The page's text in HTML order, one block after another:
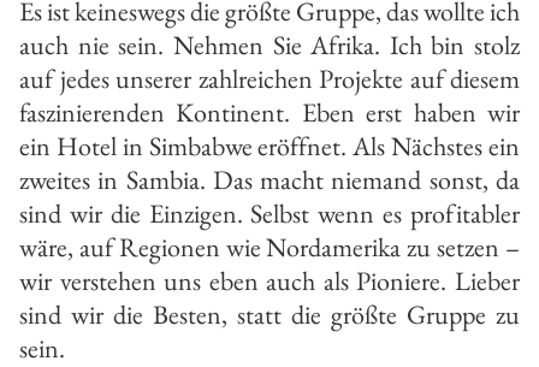
Es ist keineswegs die größte Gruppe, das wollte ich
auch nie sein. Nehmen Sie Afrika. Ich bin stolz
auf jedes unserer zahlreichen Projekte auf diesem
faszinierenden Kontinent. Eben erst haben wir
ein Hotel in Simbabwe eröffnet. Als Nächstes ein
zweites in Sambia. Das macht niemand sonst, da
sind wir die Einzigen. Selbst wenn es profitabler
wäre, auf Regionen wie Nordamerika zu setzen –
wir verstehen uns eben auch als Pioniere. Lieber
sind wir die Besten, statt die größte Gruppe zu
sein.